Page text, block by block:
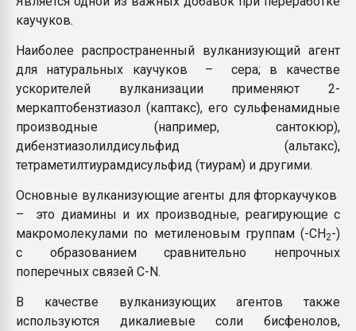
ситуацией на
каучуков.
Наиболее распространенный вулканизующий агент
для натуральных каучуков – сера; в качестве
ускорителей вулканизации применяют 2-
меркаптобензтиазол (каптакс), его сульфенамидные
производные (например, сантокюр),
дибензтиазолилдисульфид (альтакс),
тетраметилтиурамдисульфид (тиурам) и другими.
Основные вулканизующие агенты для фторкаучуков
– это диамины и их производные, реагирующие с
макромолекулами по метиленовым группам (-СН2-)
с образованием сравнительно непрочных
поперечных связей С-N.
В качестве вулканизующих агентов также
используются дикалиевые соли бисфенолов,